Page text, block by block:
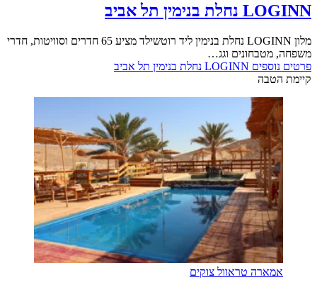
LOGINN נחלת בנימין תל אביב
מלון LOGINN נחלת בנימין ליד רוטשילד מציע 65 חדרים וסוויטות, חדרי
משפחה, מטבחונים וגג…
פרטים נוספים LOGINN נחלת בנימין תל אביב
קיימת הטבה
אמארה טראוול צוקים